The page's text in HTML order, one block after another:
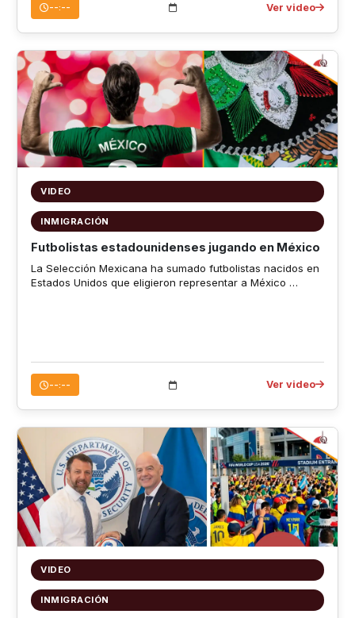
--:-- Ver video
VIDEO
INMIGRACIÓN
Futbolistas estadounidenses jugando en México
La Selección Mexicana ha sumado futbolistas nacidos en
Estados Unidos que eligieron representar a México …
--:-- Ver video
VIDEO
INMIGRACIÓN